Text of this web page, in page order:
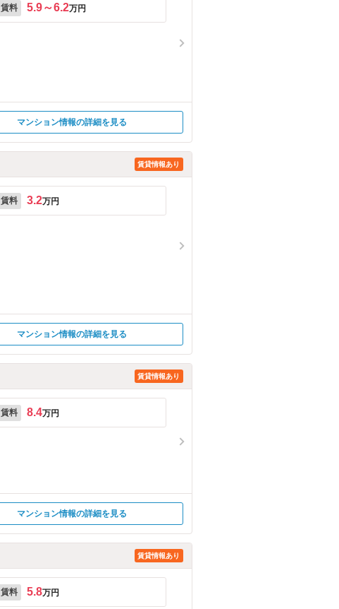
賃料 5.9～6.2万円
マンション情報の詳細を見る
賃貸情報あり
賃料 3.2万円
マンション情報の詳細を見る
賃貸情報あり
賃料 8.4万円
マンション情報の詳細を見る
賃貸情報あり
賃料 5.8万円